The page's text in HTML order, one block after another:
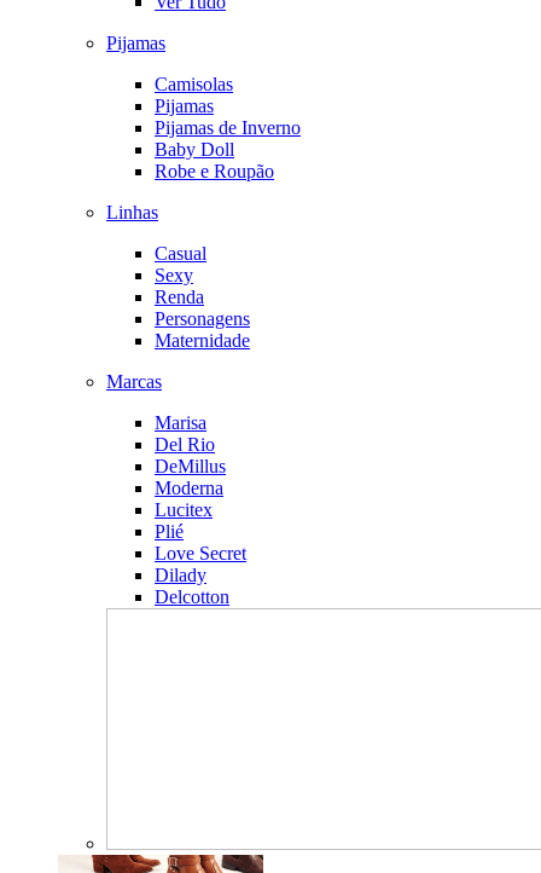
Pijamas
Camisolas
Pijamas
Pijamas de Inverno
Baby Doll
Robe e Roupão
Linhas
Casual
Sexy
Renda
Personagens
Maternidade
Marcas
Marisa
Del Rio
DeMillus
Moderna
Lucitex
Plié
Love Secret
Dilady
Delcotton